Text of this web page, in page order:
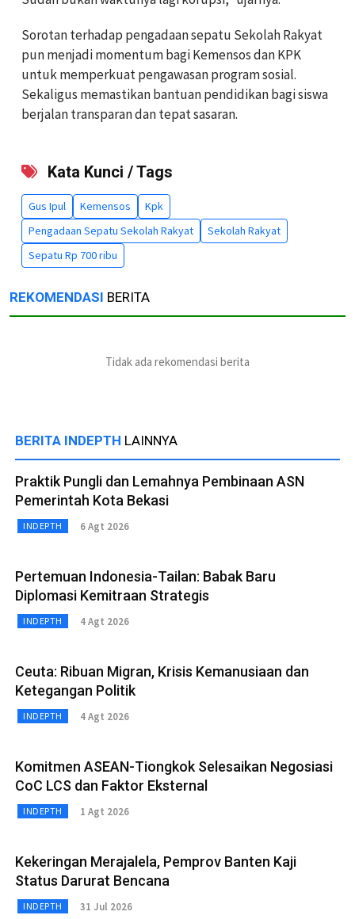
Sorotan terhadap pengadaan sepatu Sekolah Rakyat
pun menjadi momentum bagi Kemensos dan KPK
untuk memperkuat pengawasan program sosial.
Sekaligus memastikan bantuan pendidikan bagi siswa
berjalan transparan dan tepat sasaran.
Kata Kunci / Tags
Gus Ipul Kemensos
Kpk
Pengadaan Sepatu Sekolah Rakyat
Sekolah Rakyat
Sepatu Rp 700 ribu
REKOMENDASI BERITA
Tidak ada rekomendasi berita
BERITA INDEPTH LAINNYA
Praktik Pungli dan Lemahnya Pembinaan ASN
Pemerintah Kota Bekasi
INDEPTH 6 Agt 2026
Pertemuan Indonesia-Tailan: Babak Baru
Diplomasi Kemitraan Strategis
INDEPTH 4 Agt 2026
Ceuta: Ribuan Migran, Krisis Kemanusiaan dan
Ketegangan Politik
INDEPTH 4 Agt 2026
Komitmen ASEAN-Tiongkok Selesaikan Negosiasi
CoC LCS dan Faktor Eksternal
INDEPTH 1 Agt 2026
Kekeringan Merajalela, Pemprov Banten Kaji
Status Darurat Bencana
INDEPTH 31 Jul 2026